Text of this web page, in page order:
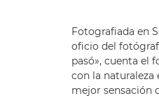
Fotografiada en
oficio del
pasó», cuenta el
con la naturaleza
mejor sensación